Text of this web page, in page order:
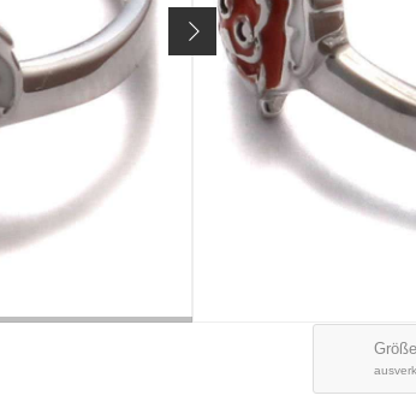
27,90 €
Preis inkl. 19%
GRÖSSE /